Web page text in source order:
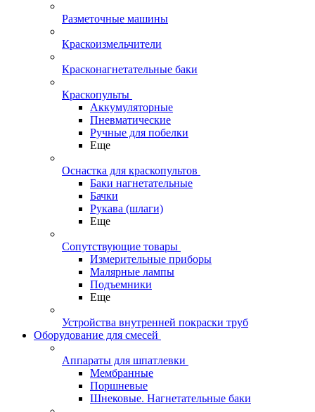
Разметочные машины
Краскоизмельчители
Красконагнетательные баки
Краскопульты
Аккумуляторные
Пневматические
Ручные для побелки
Еще
Оснастка для краскопультов
Баки нагнетательные
Бачки
Рукава (шлаги)
Еще
Сопутствующие товары
Измерительные приборы
Малярные лампы
Подъемники
Еще
Устройства внутренней покраски труб
Оборудование для смесей
Аппараты для шпатлевки
Мембранные
Поршневые
Шнековые. Нагнетательные баки